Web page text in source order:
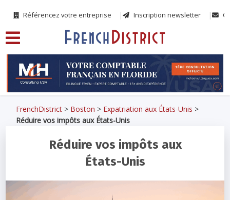
Référencez votre entreprise Inscription newsletter
FrenchDistrict > Boston > Expatriation aux États-Unis >
Réduire vos impôts aux États-Unis
Réduire vos impôts aux
États-Unis